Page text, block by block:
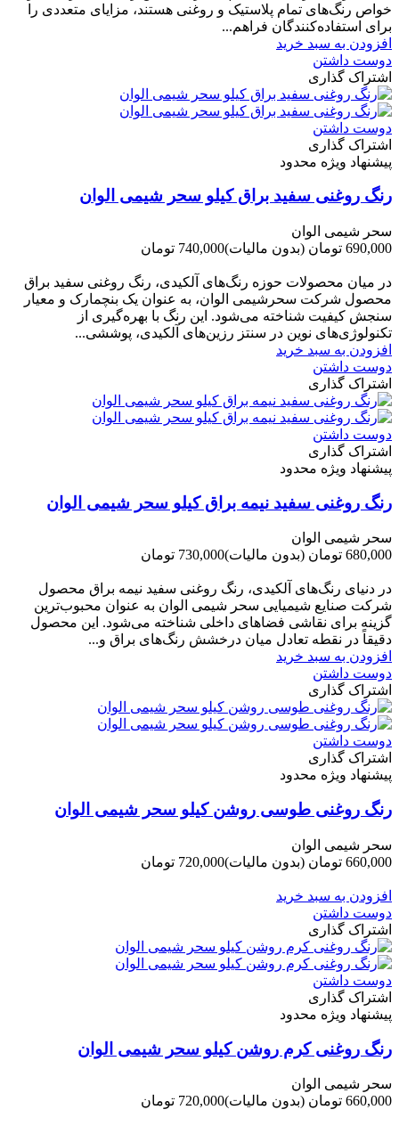
خواص رنگ‌های تمام پلاستیک و روغنی هستند، مزایای متعددی را
برای استفاده‌کنندگان فراهم...
افزودن به سبد خرید
دوست داشتن
اشتراک گذاری
دوست داشتن
اشتراک گذاری
پیشنهاد ویژه محدود
رنگ روغنی سفید براق کیلو سحر شیمی الوان
سحر شیمی الوان
690,000 تومان
(بدون مالیات)740,000 تومان
در میان محصولات حوزه رنگ‌های آلکیدی، رنگ روغنی سفید براق
محصول شرکت سحرشیمی الوان، به عنوان یک بنچمارک و معیار
سنجش کیفیت شناخته می‌شود. این رنگ با بهره‌گیری از
تکنولوژی‌های نوین در سنتز رزین‌های آلکیدی، پوششی...
افزودن به سبد خرید
دوست داشتن
اشتراک گذاری
دوست داشتن
اشتراک گذاری
پیشنهاد ویژه محدود
رنگ روغنی سفید نیمه براق کیلو سحر شیمی الوان
سحر شیمی الوان
680,000 تومان
(بدون مالیات)730,000 تومان
در دنیای رنگ‌های آلکیدی، رنگ روغنی سفید نیمه براق محصول
شرکت صنایع شیمیایی سحر شیمی الوان به عنوان محبوب‌ترین
گزینه برای نقاشی فضاهای داخلی شناخته می‌شود. این محصول
دقیقاً در نقطه تعادل میان درخشش رنگ‌های براق و...
افزودن به سبد خرید
دوست داشتن
اشتراک گذاری
دوست داشتن
اشتراک گذاری
پیشنهاد ویژه محدود
رنگ روغنی طوسی روشن کیلو سحر شیمی الوان
سحر شیمی الوان
660,000 تومان
(بدون مالیات)720,000 تومان
افزودن به سبد خرید
دوست داشتن
اشتراک گذاری
دوست داشتن
اشتراک گذاری
پیشنهاد ویژه محدود
رنگ روغنی کرم روشن کیلو سحر شیمی الوان
سحر شیمی الوان
660,000 تومان
(بدون مالیات)720,000 تومان